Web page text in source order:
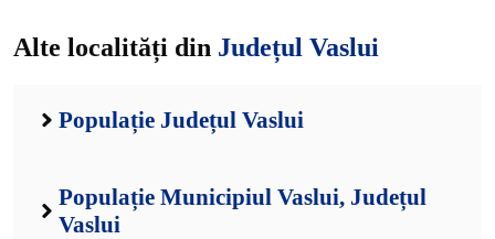
Alte localități din Județul Vaslui
Populație Județul Vaslui
Populație Municipiul Vaslui, Județul
Vaslui